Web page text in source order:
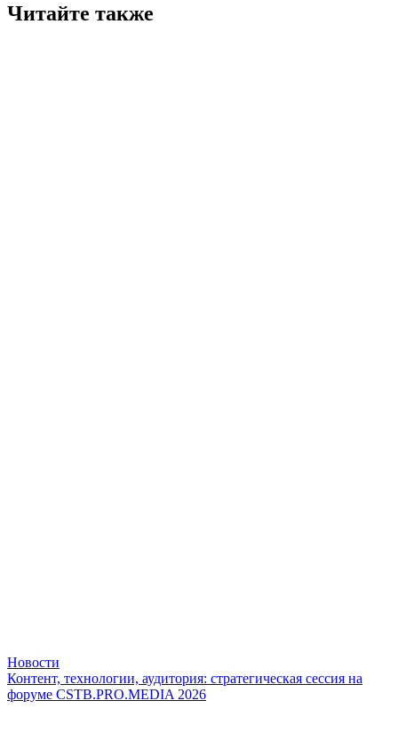
Читайте также
Новости
Контент, технологии, аудитория: стратегическая сессия на
форуме CSTB.PRO.MEDIA 2026